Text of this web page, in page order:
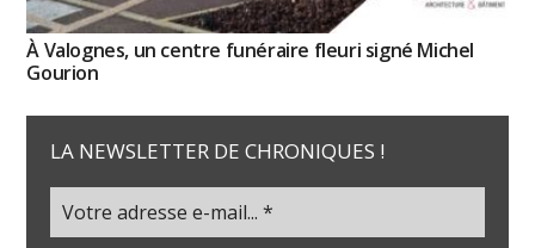
À Valognes, un centre funéraire fleuri signé Michel
Gourion
LA NEWSLETTER DE CHRONIQUES !